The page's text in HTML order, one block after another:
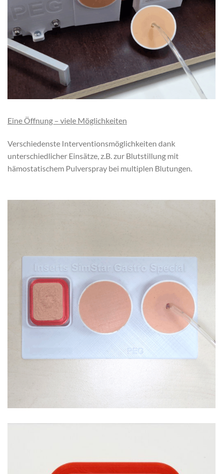
Eine Öffnung – viele Möglichkeiten
Verschiedenste Interventionsmöglichkeiten dank
unterschiedlicher Einsätze, z.B. zur Blutstillung mit
hämostatischem Pulverspray bei multiplen Blutungen.